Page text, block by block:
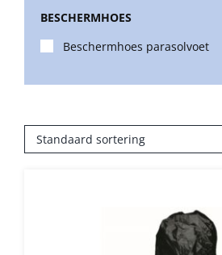
Muurparasols
Snel leverbaar
BESCHERMHOES
Beschermhoes parasolvoet